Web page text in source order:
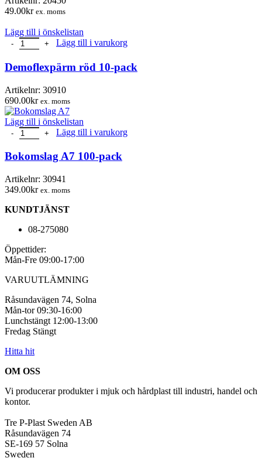
49.00kr ex. moms
Lägg till i önskelistan
Demoflexpärm röd 10-pack mängd
Lägg till i varukorg
Demoflexpärm röd 10-pack
Artikelnr: 30910
690.00kr ex. moms
Lägg till i önskelistan
Bokomslag A7 100-pack mängd
Lägg till i varukorg
Bokomslag A7 100-pack
Artikelnr: 30941
349.00kr ex. moms
KUNDTJÄNST
08-275080
Öppettider:
Mån-Fre 09:00-17:00
VARUUTLÄMNING
Råsundavägen 74, Solna
Mån-tor 09:30-16:00
Lunchstängt 12:00-13:00
Fredag Stängt
Hitta hit
OM OSS
Vi producerar produkter i mjuk och hårdplast till industri, handel och
kontor.
Tre P-Plast Sweden AB
Råsundavägen 74
SE-169 57 Solna
Sweden